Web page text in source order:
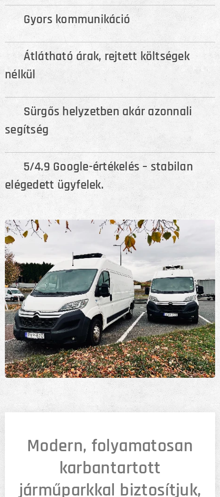
💬 Gyors kommunikáció
💸 Átlátható árak, rejtett költségek
nélkül
🆘 Sürgős helyzetben akár azonnali
segítség
⭐ 5/4.9 Google-értékelés – stabilan
elégedett ügyfelek.
Modern, folyamatosan
karbantartott
járműparkkal biztosítjuk,